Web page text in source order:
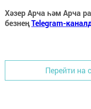
Хәзер Арча һәм Арча
безнеңTelegram-
Перейти на